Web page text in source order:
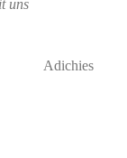
uns
Adichies